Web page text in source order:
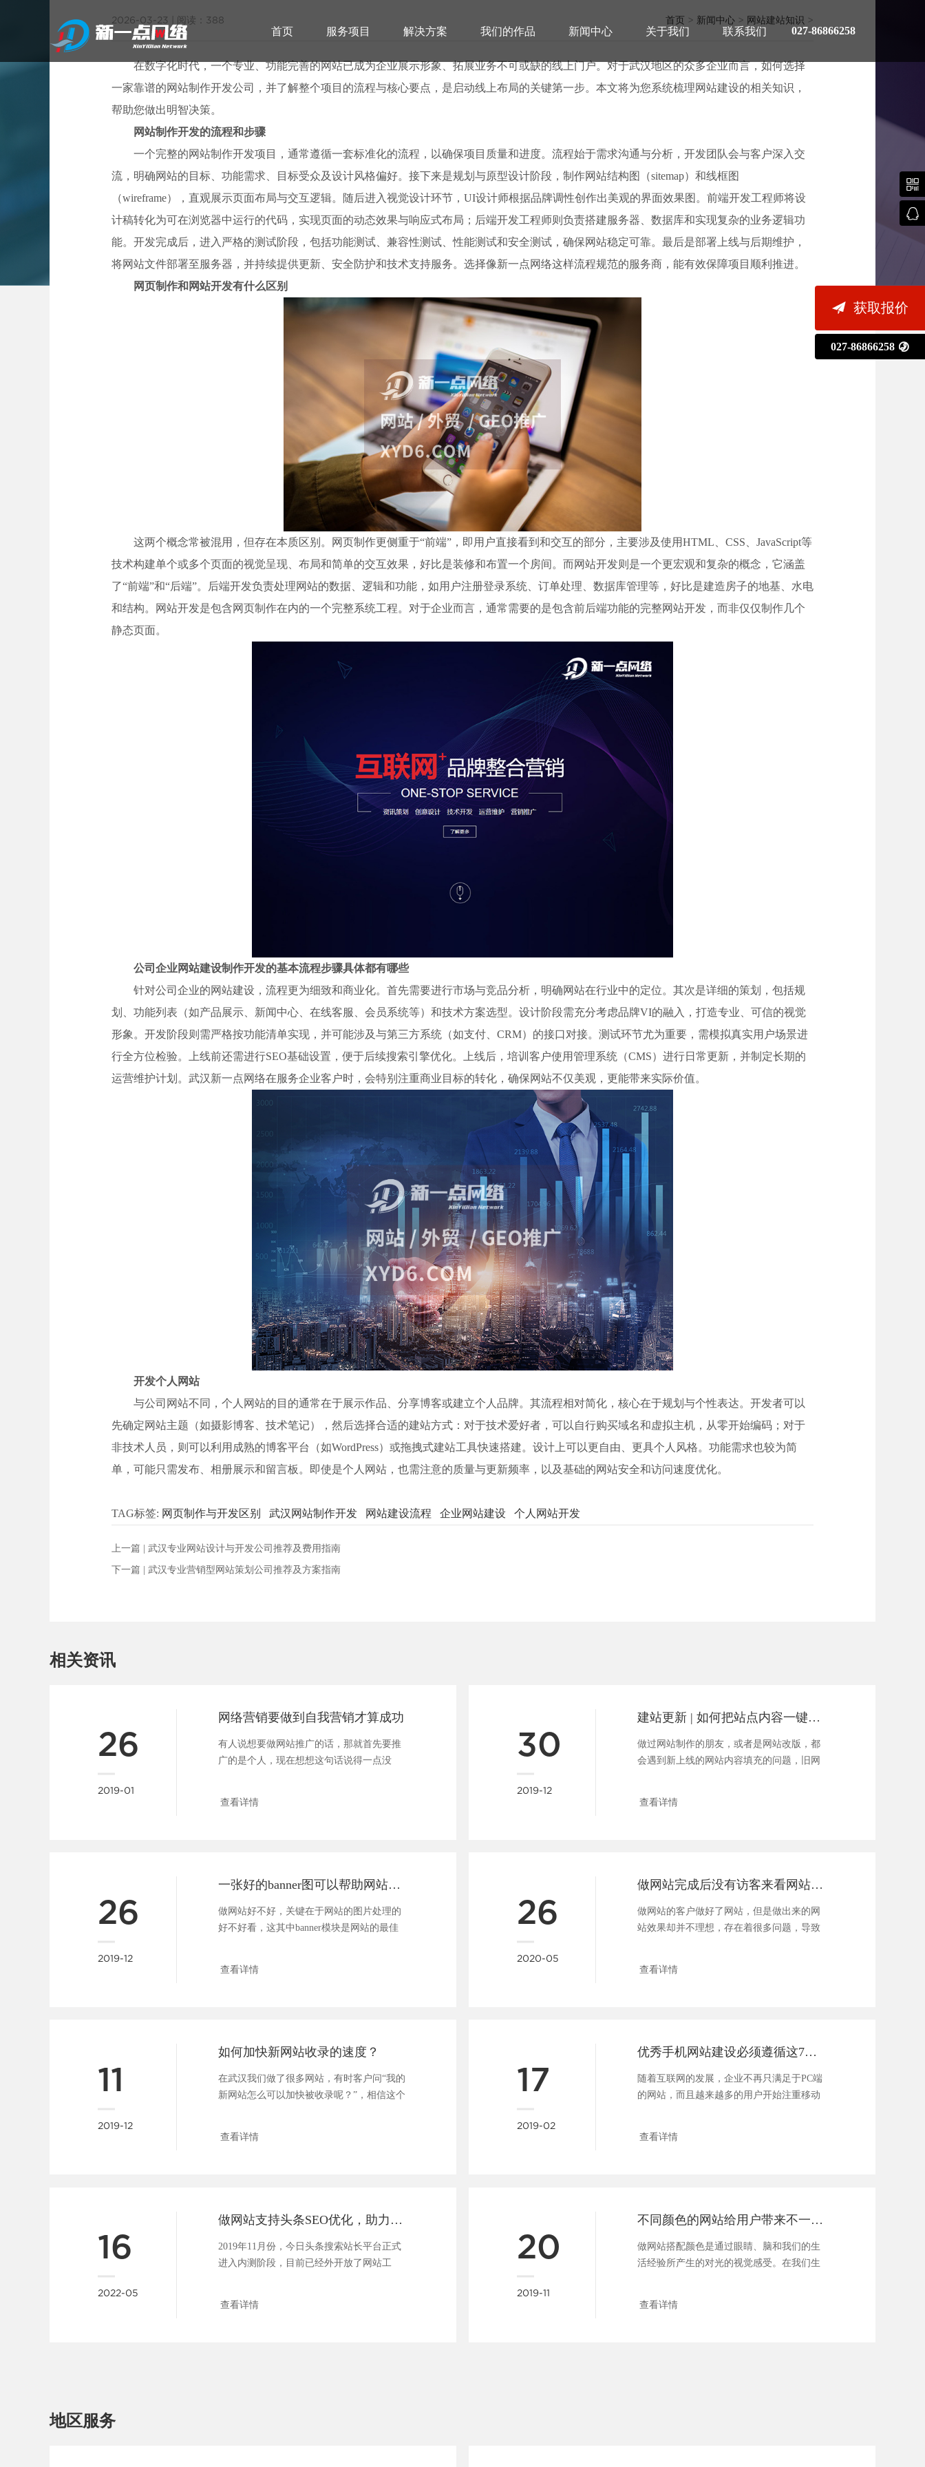
武汉网站建设
027-86866258
首页 服务项目 解决方案 我们的作品 新闻中心 关于我们 联系我们
武汉专业网站制作开发公司哪家靠谱推荐
2026-03-23 阅读：388 首页 > 新闻中心 > 网站建站知识 >
在数字化时代，一个专业、功能完善的网站已成为企业展示形象、拓展业务不可或缺的线上门户。对于武汉地区的众多企业而言，如何选择
一家靠谱的网站制作开发公司，并了解整个项目的流程与核心要点，是启动线上布局的关键第一步。本文将为您系统梳理网站建设的相关知识，
帮助您做出明智决策。
网站制作开发的流程和步骤
一个完整的网站制作开发项目，通常遵循一套标准化的流程，以确保项目质量和进度。流程始于需求沟通与分析，开发团队会与客户深入交
流，明确网站的目标、功能需求、目标受众及设计风格偏好。接下来是规划与原型设计阶段，制作网站结构图（sitemap）和线框图
（wireframe），直观展示页面布局与交互逻辑。随后进入视觉设计环节，UI设计师根据品牌调性创作出美观的界面效果图。前端开发工程师将设
计稿转化为可在浏览器中运行的代码，实现页面的动态效果与响应式布局；后端开发工程师则负责搭建服务器、数据库和实现复杂的业务逻辑功
能。开发完成后，进入严格的测试阶段，包括功能测试、兼容性测试、性能测试和安全测试，确保网站稳定可靠。最后是部署上线与后期维护，
将网站文件部署至服务器，并持续提供更新、安全防护和技术支持服务。选择像新一点网络这样流程规范的服务商，能有效保障项目顺利推进。
网页制作和网站开发有什么区别
这两个概念常被混用，但存在本质区别。网页制作更侧重于“前端”，即用户直接看到和交互的部分，主要涉及使用HTML、CSS、JavaScript等
技术构建单个或多个页面的视觉呈现、布局和简单的交互效果，好比是装修和布置一个房间。而网站开发则是一个更宏观和复杂的概念，它涵盖
了“前端”和“后端”。后端开发负责处理网站的数据、逻辑和功能，如用户注册登录系统、订单处理、数据库管理等，好比是建造房子的地基、水电
和结构。网站开发是包含网页制作在内的一个完整系统工程。对于企业而言，通常需要的是包含前后端功能的完整网站开发，而非仅仅制作几个
静态页面。
公司企业网站建设制作开发的基本流程步骤具体都有哪些
针对公司企业的网站建设，流程更为细致和商业化。首先需要进行市场与竞品分析，明确网站在行业中的定位。其次是详细的策划，包括规
划、功能列表（如产品展示、新闻中心、在线客服、会员系统等）和技术方案选型。设计阶段需充分考虑品牌VI的融入，打造专业、可信的视觉
形象。开发阶段则需严格按功能清单实现，并可能涉及与第三方系统（如支付、CRM）的接口对接。测试环节尤为重要，需模拟真实用户场景进
行全方位检验。上线前还需进行SEO基础设置，便于后续搜索引擎优化。上线后，培训客户使用管理系统（CMS）进行日常更新，并制定长期的
运营维护计划。武汉新一点网络在服务企业客户时，会特别注重商业目标的转化，确保网站不仅美观，更能带来实际价值。
开发个人网站
与公司网站不同，个人网站的目的通常在于展示作品、分享博客或建立个人品牌。其流程相对简化，核心在于规划与个性表达。开发者可以
先确定网站主题（如摄影博客、技术笔记），然后选择合适的建站方式：对于技术爱好者，可以自行购买域名和虚拟主机，从零开始编码；对于
非技术人员，则可以利用成熟的博客平台（如WordPress）或拖拽式建站工具快速搭建。设计上可以更自由、更具个人风格。功能需求也较为简
单，可能只需发布、相册展示和留言板。即使是个人网站，也需注意的质量与更新频率，以及基础的网站安全和访问速度优化。
TAG标签: 网页制作与开发区别 武汉网站制作开发 网站建设流程 企业网站建设 个人网站开发
上一篇 | 武汉专业网站设计与开发公司推荐及费用指南
下一篇 | 武汉专业营销型网站策划公司推荐及方案指南
相关资讯
26
2019-01
网络营销要做到自我营销才算成功
有人说想要做网站推广的话，那就首先要推
广的是个人，现在想想这句话说得一点没
查看详情
30
2019-12
建站更新 | 如何把站点内容一键导入到新系统
做过网站制作的朋友，或者是网站改版，都
会遇到新上线的网站内容填充的问题，旧网
查看详情
26
2019-12
一张好的banner图可以帮助网站吸引用户、促进转化
做网站好不好，关键在于网站的图片处理的
好不好看，这其中banner模块是网站的最佳
查看详情
26
2020-05
做网站完成后没有访客来看网站怎么办？
做网站的客户做好了网站，但是做出来的网
站效果却并不理想，存在着很多问题，导致
查看详情
11
2019-12
如何加快新网站收录的速度？
在武汉我们做了很多网站，有时客户问“我的
新网站怎么可以加快被收录呢？”，相信这个
查看详情
17
2019-02
优秀手机网站建设必须遵循这7大规则
随着互联网的发展，企业不再只满足于PC端
的网站，而且越来越多的用户开始注重移动
查看详情
16
2022-05
做网站支持头条SEO优化，助力企业快速布局移动端全网搜索
2019年11月份，今日头条搜索站长平台正式
进入内测阶段，目前已经外开放了网站工
查看详情
20
2019-11
不同颜色的网站给用户带来不一样的体验
做网站搭配颜色是通过眼睛、脑和我们的生
活经验所产生的对光的视觉感受。在我们生
查看详情
地区服务


 获取报价
027-86866258 